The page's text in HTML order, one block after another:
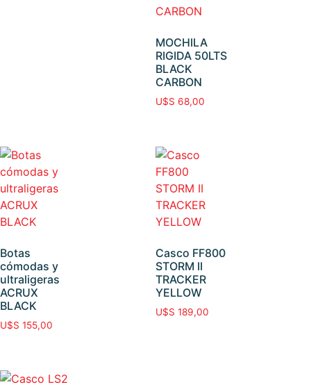
MOCHILA
RIGIDA 50LTS
BLACK
CARBON
U$S 68,00
Botas
cómodas y
ultraligeras
ACRUX
BLACK
U$S 155,00
Casco FF800
STORM II
TRACKER
YELLOW
U$S 189,00